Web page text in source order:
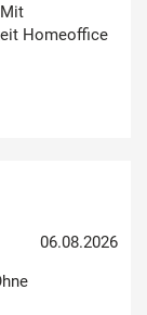
Homeoffice
06.08.2026